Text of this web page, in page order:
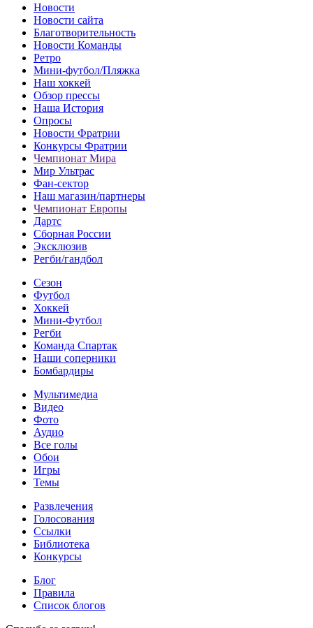
Новости
Новости сайта
Благотворительность
Новости Команды
Ретро
Мини-футбол/Пляжка
Наш хоккей
Обзор прессы
Наша История
Опросы
Новости Фратрии
Конкурсы Фратрии
Чемпионат Мира
Мир Ультрас
Фан-cектор
Наш магазин/партнеры
Чемпионат Европы
Дартс
Сборная России
Эксклюзив
Регби/гандбол
Сезон
Футбол
Хоккей
Мини-Футбол
Регби
Команда Спартак
Наши соперники
Бомбардиры
Мультимедиа
Видео
Фото
Аудио
Все голы
Обои
Игры
Темы
Развлечения
Голосования
Ссылки
Библиотека
Конкурсы
Блог
Правила
Список блогов